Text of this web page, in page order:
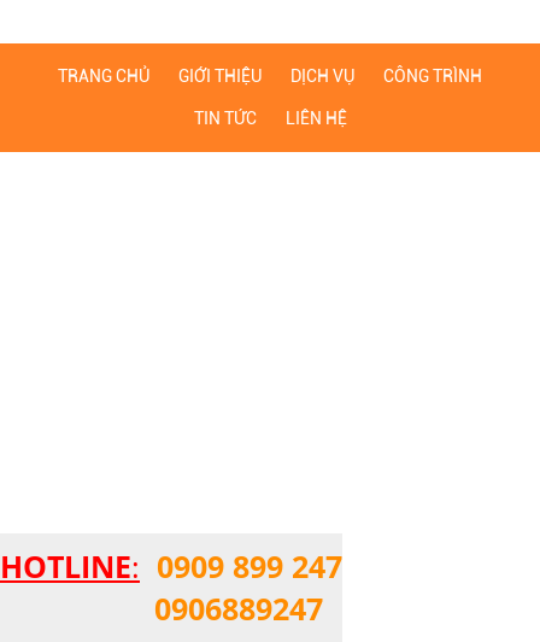
HOTLINE: 0909 899 247
0906889247
TRANG CHỦ GIỚI THIỆU DỊCH VỤ CÔNG TRÌNH
TIN TỨC LIÊN HỆ